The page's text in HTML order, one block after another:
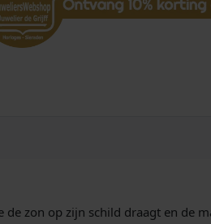
zon op zijn schild draagt en de